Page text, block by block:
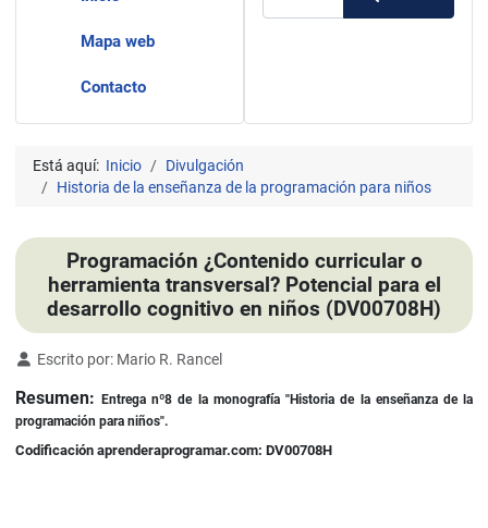
Mapa web
Contacto
Está aquí: Inicio
Divulgación
Historia de la enseñanza de la programación para niños
Programación ¿Contenido curricular o
herramienta transversal? Potencial para el
desarrollo cognitivo en niños (DV00708H)
Detalles
Escrito por: Mario R. Rancel
Resumen:
Entrega nº8 de la monografía "Historia de la enseñanza de la
programación para niños".
Codificación aprenderaprogramar.com: DV00708H